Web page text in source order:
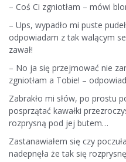
– Coś Ci zgniotłam – mówi
– Ups, wypadło mi puste
odpowiadam z tak walącym
zawał!
– No ja się przejmować nie
zgniotłam a Tobie! –
Zabrakło mi słów, po prostu
posprzątać kawałki
rozprysną pod jej butem…
Zastanawiałem się czy
nadepnęła że tak się